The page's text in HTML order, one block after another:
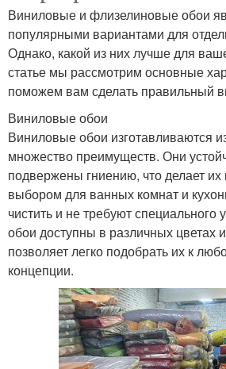
Виниловые и флизелиновые обои
популярными вариантами для
Однако, какой из них лучше для
статье мы рассмотрим основные
поможем вам сделать правильный
Виниловые обои
Виниловые обои изготавливаются
множество преимуществ. Они
подвержены гниению, что делает
выбором для ванных комнат и
чистить и не требуют
обои доступны в различных цветах
позволяет легко подобрать их к
концепции.